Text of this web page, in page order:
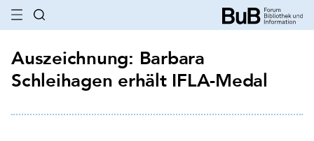
Auszeichnung: Barbara
Schleihagen erhält IFLA-Medal